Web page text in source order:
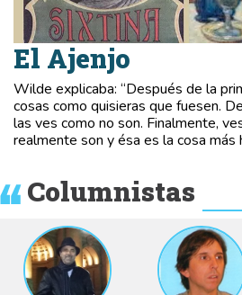
El Ajenjo
Wilde explicaba: “Después de la
cosas como quisieras que fuesen.
las ves como no son. Finalmente,
realmente son y ésa es la cosa más
Columnistas